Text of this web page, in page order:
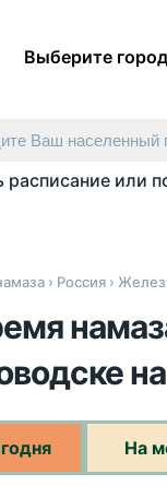
Выберите город
Ваш населенный
расписание или
› Россия›
На